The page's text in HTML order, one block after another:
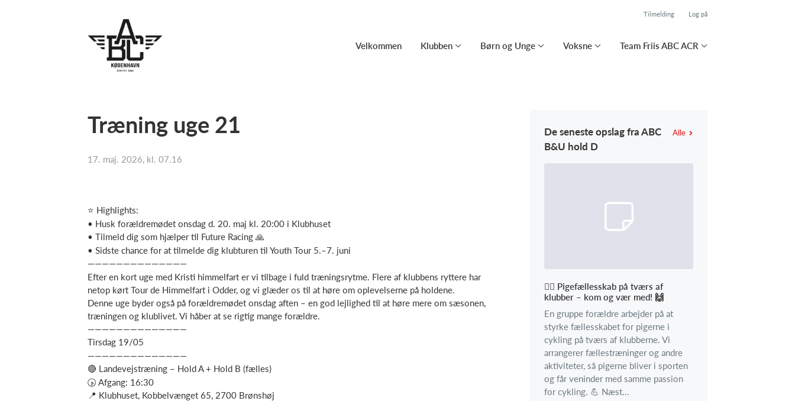
Tilmelding Log på
Velkommen Klubben Børn og Unge Voksne Team Friis ABC ACR
Træning uge 21
17. maj. 2026, kl. 07.16
⭐ Highlights:
• Husk forældremødet onsdag d. 20. maj kl. 20:00 i Klubhuset
• Tilmeld dig som hjælper til Future Racing 🙏
• Sidste chance for at tilmelde dig klubturen til Youth Tour 5.–7. juni
——————————————
Efter en kort uge med Kristi himmelfart er vi tilbage i fuld træningsrytme. Flere af klubbens ryttere har
netop kørt Tour de Himmelfart i Odder, og vi glæder os til at høre om oplevelserne på holdene.
Denne uge byder også på forældremødet onsdag aften – en god lejlighed til at høre mere om sæsonen,
træningen og klublivet. Vi håber at se rigtig mange forældre.
——————————————
Tirsdag 19/05
——————————————
🔴 Landevejstræning – Hold A + Hold B (fælles)
🕟 Afgang: 16:30
📍 Klubhuset, Kobbelvænget 65, 2700 Brønshøj
De seneste opslag fra ABC
B&U hold D
Alle
🚴‍♀️ Pigefællesskab på tværs af
klubber – kom og vær med! 🙌
En gruppe forældre arbejder på at
styrke fællesskabet for pigerne i
cykling på tværs af klubberne. Vi
arrangerer fællestræninger og andre
aktiviteter, så pigerne bliver i sporten
og får veninder med samme passion
for cykling. 💪 Næst...